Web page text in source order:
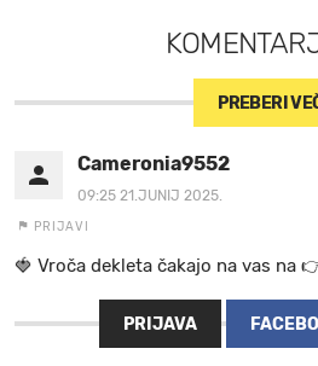
PREBERI
Cameronia9552
09:25 21.JUNIJ 2025.
PRIJAVI
🍓 V r o č a d e k l e t a ča k a jo na va s n
PRIJAVA